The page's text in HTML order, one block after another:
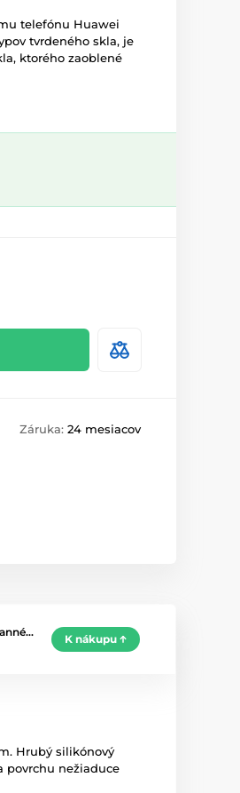
telefónu Huawei
tvrdeného skla, je
ktorého zaoblené
Záruka: 24 mesiacov
K nákupu
Hrubý silikónový
povrchu nežiaduce